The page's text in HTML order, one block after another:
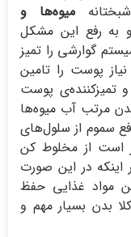
میوه‌ها و
به رفع این مشکل
گوارشی را تمیز
پوست را تامین
زیبا و تمیزکننده‌ی پوست
مرتب آب میوه‌ها
سموم از سلول‌های
است از مخلوط کن
اینکه در این صورت
مواد غذایی حفظ
بدن بسیار مهم و